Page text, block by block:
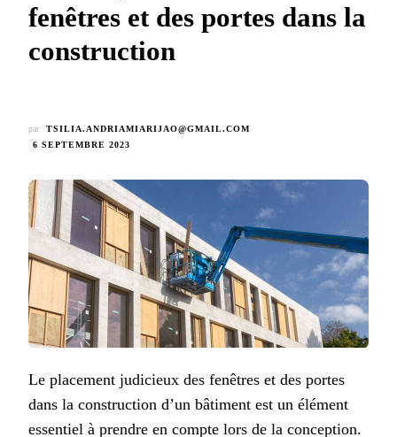
fenêtres et des portes dans la
construction
par
TSILIA.ANDRIAMIARIJAO@GMAIL.COM
6 SEPTEMBRE 2023
Le placement judicieux des fenêtres et des portes
dans la construction d’un bâtiment est un élément
essentiel à prendre en compte lors de la conception.